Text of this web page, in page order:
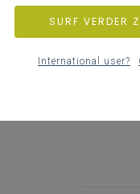
SURF VERDER
International user?